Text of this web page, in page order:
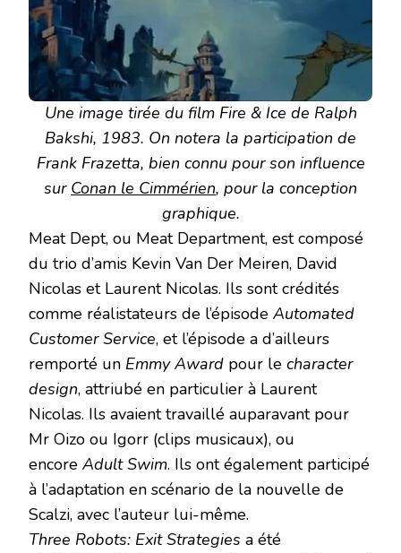
Une image tirée du film Fire & Ice de Ralph
Bakshi, 1983. On notera la participation de
Frank Frazetta, bien connu pour son influence
sur Conan le Cimmérien, pour la conception
graphique.
Meat Dept, ou Meat Department, est composé
du trio d’amis Kevin Van Der Meiren, David
Nicolas et Laurent Nicolas. Ils sont crédités
comme réalistateurs de l’épisode Automated
Customer Service, et l’épisode a d’ailleurs
remporté un Emmy Award pour le character
design, attriubé en particulier à Laurent
Nicolas. Ils avaient travaillé auparavant pour
Mr Oizo ou Igorr (clips musicaux), ou
encore Adult Swim. Ils ont également participé
à l’adaptation en scénario de la nouvelle de
Scalzi, avec l’auteur lui-même.
Three Robots: Exit Strategies a été